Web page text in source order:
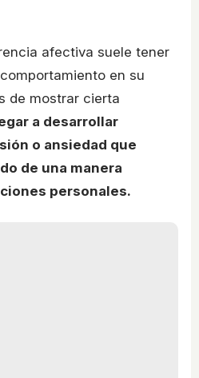
afectiva suele tener
en su
de mostrar cierta
a desarrollar
o ansiedad que
de una manera
personales.